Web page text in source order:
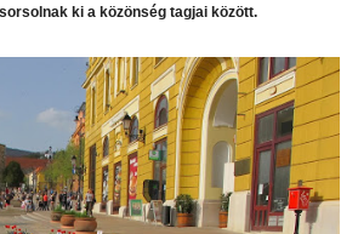
ki a közönség tagjai között.